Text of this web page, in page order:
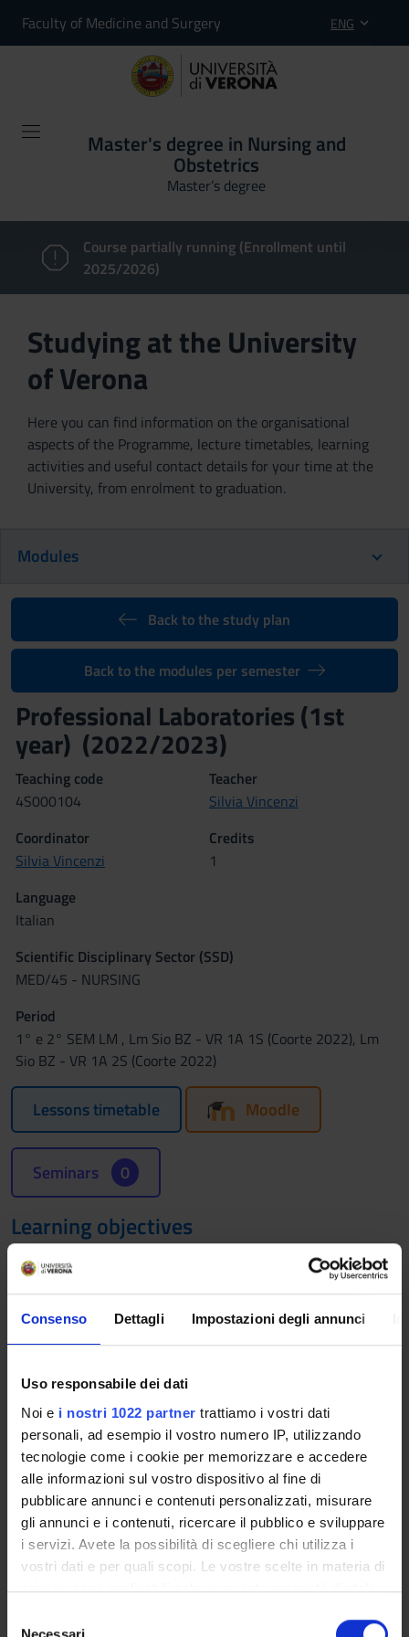
Consenso Dettagli Impostazioni degli annunci
Uso responsabile dei dati
Noi e i nostri 1022 partner trattiamo i vostri dati
personali, ad esempio il vostro numero IP, utilizzando
tecnologie come i cookie per memorizzare e accedere
alle informazioni sul vostro dispositivo al fine di
pubblicare annunci e contenuti personalizzati, misurare
gli annunci e i contenuti, ricercare il pubblico e sviluppare
i servizi. Avete la possibilità di scegliere chi utilizza i
vostri dati e per quali scopi. Le vostre scelte in materia di
privacy sono applicabili solo su questa proprietà digitale
modificare o revocare il proprio consenso in qualsiasi
Faculty of Medicine and Surgery ENG
Master's degree in Nursing and
Obstetrics
Master’s degree
Course partially running (Enrollment until
2025/2026)
Studying at the University
of Verona
Here you can find information on the organisational
aspects of the Programme, lecture timetables, learning
activities and useful contact details for your time at the
University, from enrolment to graduation.
Modules
Back to the study plan
Back to the modules per semester
Professional Laboratories (1st
year) (2022/2023)
Teaching code
4S000104
Teacher
Silvia Vincenzi
Coordinator
Silvia Vincenzi
Credits
1
Language
Italian
Scientific Disciplinary Sector (SSD)
MED/45 - NURSING
Period
1° e 2° SEM LM , Lm Sio BZ - VR 1A 1S (Coorte 2022), Lm
Sio BZ - VR 1A 2S (Coorte 2022)
Lessons timetable Moodle
Seminars 0
Learning objectives
Learning Outcomes: The workshops represent opportunities
for interactive learning focused on the application of clinical,
research and management methodologies to different
contexts and health problems related to the nursing and
midwifery sphere.
experience and to sucessfully complete their internship
project through the acquisition of methodologies to reflect
and reprocessing of the experience, such as learning diaries.
The workshops are performed in small groups and led by a
supervisor teacher.
Prerequisites and basic notions
Attendance to lessons is preparatory.
Program
Students will be prepared for the internship experience